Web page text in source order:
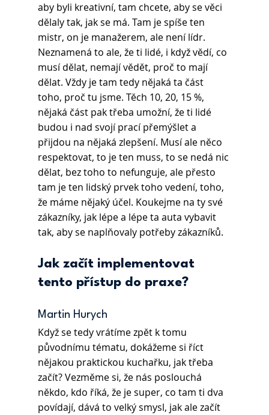
aby byli kreativní, tam chcete, aby se věci
dělaly tak, jak se má. Tam je spíše ten
mistr, on je manažerem, ale není lídr.
Neznamená to ale, že ti lidé, i když vědí, co
musí dělat, nemají vědět, proč to mají
dělat. Vždy je tam tedy nějaká ta část
toho, proč tu jsme. Těch 10, 20, 15 %,
nějaká část pak třeba umožní, že ti lidé
budou i nad svojí prací přemýšlet a
přijdou na nějaká zlepšení. Musí ale něco
respektovat, to je ten muss, to se nedá nic
dělat, bez toho to nefunguje, ale přesto
tam je ten lidský prvek toho vedení, toho,
že máme nějaký účel. Koukejme na ty své
zákazníky, jak lépe a lépe ta auta vybavit
tak, aby se naplňovaly potřeby zákazníků.
Jak začít implementovat
tento přístup do praxe?
Martin Hurych
Když se tedy vrátíme zpět k tomu
původnímu tématu, dokážeme si říct
nějakou praktickou kuchařku, jak třeba
začít? Vezměme si, že nás poslouchá
někdo, kdo říká, že je super, co tam ti dva
povídají, dává to velký smysl, jak ale začít